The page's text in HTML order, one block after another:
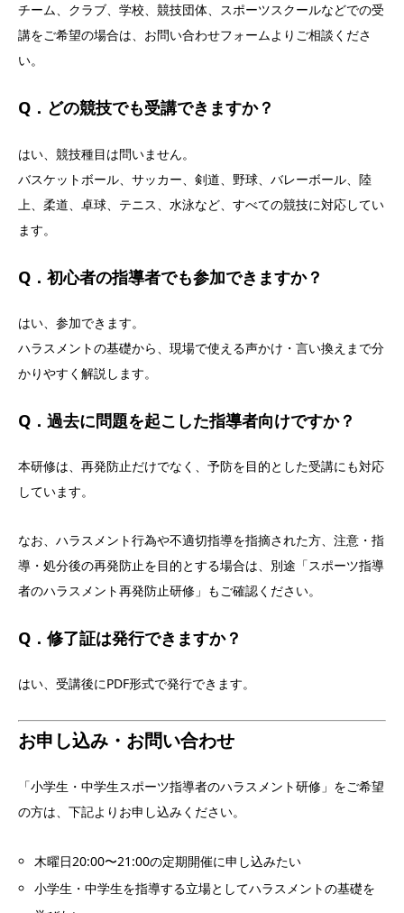
チーム、クラブ、学校、競技団体、スポーツスクールなどでの受
講をご希望の場合は、お問い合わせフォームよりご相談くださ
い。
Q．どの競技でも受講できますか？
はい、競技種目は問いません。
バスケットボール、サッカー、剣道、野球、バレーボール、陸
上、柔道、卓球、テニス、水泳など、すべての競技に対応してい
ます。
Q．初心者の指導者でも参加できますか？
はい、参加できます。
ハラスメントの基礎から、現場で使える声かけ・言い換えまで分
かりやすく解説します。
Q．過去に問題を起こした指導者向けですか？
本研修は、再発防止だけでなく、予防を目的とした受講にも対応
しています。
なお、ハラスメント行為や不適切指導を指摘された方、注意・指
導・処分後の再発防止を目的とする場合は、別途「スポーツ指導
者のハラスメント再発防止研修」もご確認ください。
Q．修了証は発行できますか？
はい、受講後にPDF形式で発行できます。
お申し込み・お問い合わせ
「小学生・中学生スポーツ指導者のハラスメント研修」をご希望
の方は、下記よりお申し込みください。
木曜日20:00〜21:00の定期開催に申し込みたい
小学生・中学生を指導する立場としてハラスメントの基礎を